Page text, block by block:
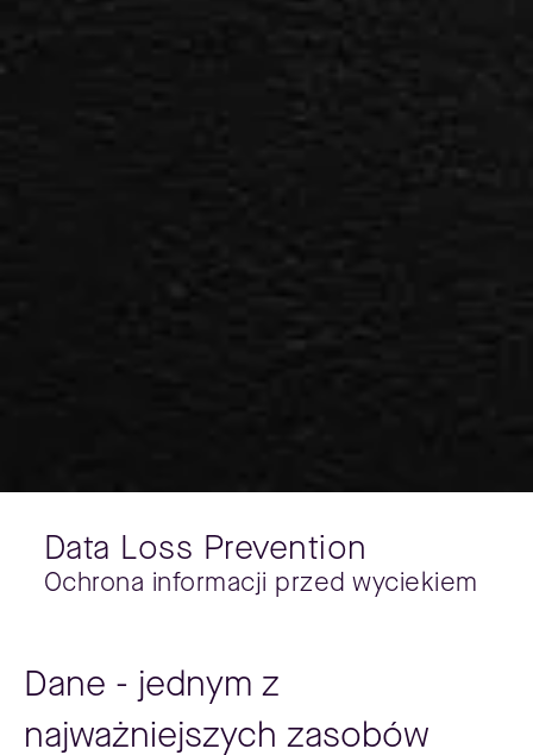
Data Loss Prevention
Ochrona informacji przed wyciekiem
Dane - jednym z
najważniejszych zasobów